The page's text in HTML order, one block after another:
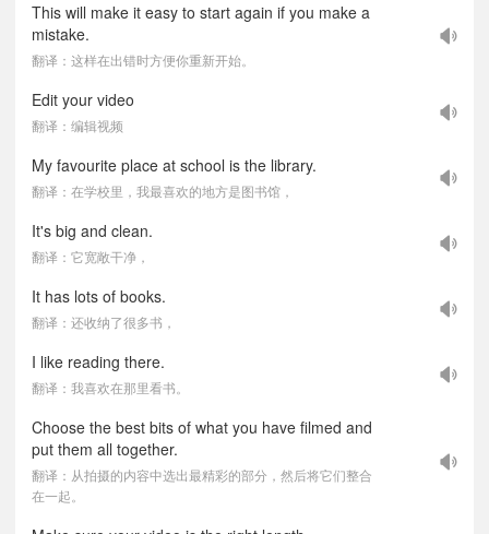
This will make it easy to start again if you make a
mistake.
翻译：这样在出错时方便你重新开始。
Edit your video
翻译：编辑视频
My favourite place at school is the library.
翻译：在学校里，我最喜欢的地方是图书馆，
It's big and clean.
翻译：它宽敞干净，
It has lots of books.
翻译：还收纳了很多书，
I like reading there.
翻译：我喜欢在那里看书。
Choose the best bits of what you have filmed and
put them all together.
翻译：从拍摄的内容中选出最精彩的部分，然后将它们整合
在一起。